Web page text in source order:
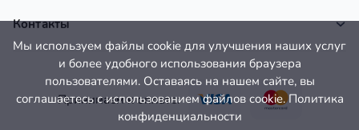
Контакты
Принимаем к оплате:
Мы используем файлы cookie для улучшения наших услуг
и более удобного использования браузера
пользователями. Оставаясь на нашем сайте, вы
соглашаетесь с использованием файлов cookie. Политика
конфиденциальности